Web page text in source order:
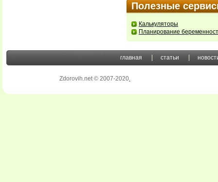
Полезные
Калькуляторы
Планирование
главная статьи
Zdorovih.net © 2007-2020